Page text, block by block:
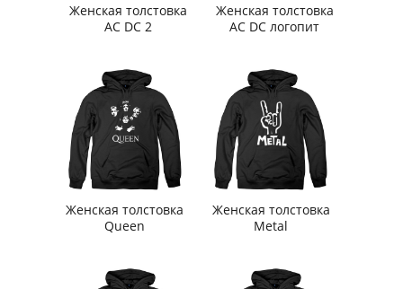
Женская толстовка
AC DC 2
Женская толстовка
AC DC логопит
Женская толстовка
Queen
Женская толстовка
Metal